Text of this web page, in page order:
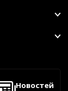
Новостей